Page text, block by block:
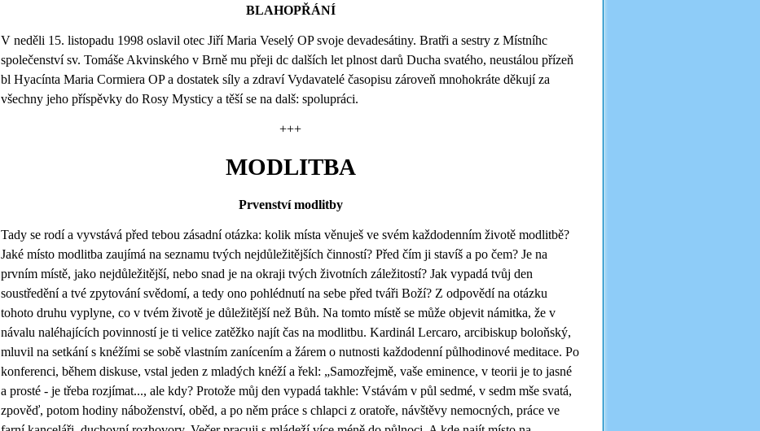
BLAHOPŘÁNÍ
V neděli 15. listopadu 1998 oslavil otec Jiří Maria Veselý OP svoje devadesátiny. Bratři a sestry z Místníhc
společenství sv. Tomáše Akvinského v Brně mu přeji dc dalších let plnost darů Ducha svatého, neustálou přízeň
bl Hyacínta Maria Cormiera OP a dostatek síly a zdraví Vydavatelé časopisu zároveň mnohokráte děkují za
všechny jeho příspěvky do Rosy Mysticy a těší se na dalš: spolupráci.
+++
MODLITBA
Prvenství modlitby
Tady se rodí a vyvstává před tebou zásadní otázka: kolik místa věnuješ ve svém každodenním životě modlitbě?
Jaké místo modlitba zaujímá na seznamu tvých nejdůležitějších činností? Před čím ji stavíš a po čem? Je na
prvním místě, jako nejdůležitější, nebo snad je na okraji tvých životních záležitostí? Jak vypadá tvůj den
soustředění a tvé zpytování svědomí, a tedy ono pohlédnutí na sebe před tváři Boží? Z odpovědí na otázku
tohoto druhu vyplyne, co v tvém životě je důležitější než Bůh. Na tomto místě se může objevit námitka, že v
návalu naléhajících povinností je ti velice zatěžko najít čas na modlitbu. Kardinál Lercaro, arcibiskup boloňský,
mluvil na setkání s knéžími se sobě vlastním zanícením a žárem o nutnosti každodenní půlhodinové meditace. Po
konferenci, během diskuse, vstal jeden z mladých knéží a řekl: „Samozřejmě, vaše eminence, v teorii je to jasné
a prosté - je třeba rozjímat..., ale kdy? Protože můj den vypadá takhle: Vstávám v půl sedmé, v sedm mše svatá,
zpověď, potom hodiny náboženství, oběd, a po něm práce s chlapci z oratoře, návštěvy nemocných, práce ve